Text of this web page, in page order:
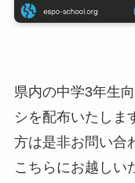
県内の中学3年生
シを配布いたしま
方は是非お問い合
こちらにお越しい